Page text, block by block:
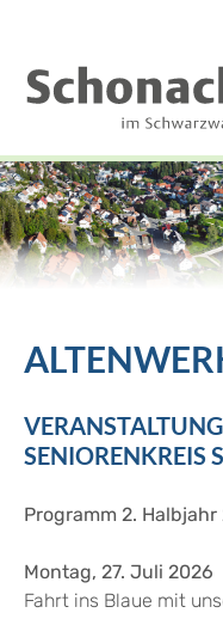
SENIORENKREIS
Programm 2.
Montag, 27. Juli 2026
Fahrt ins Blaue mit